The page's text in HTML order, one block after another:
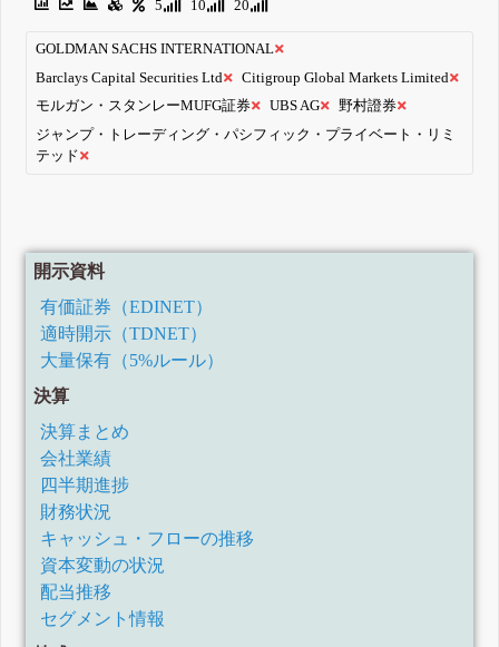
5 10 20
GOLDMAN SACHS INTERNATIONAL
Barclays Capital Securities Ltd
Citigroup Global Markets Limited
モルガン・スタンレーMUFG証券
UBS AG
野村證券
ジャンプ・トレーディング・パシフィック・プライベート・リミ
テッド
開示資料
有価証券（EDINET）
適時開示（TDNET）
大量保有（5%ルール）
決算
決算まとめ
会社業績
四半期進捗
財務状況
キャッシュ・フローの推移
資本変動の状況
配当推移
セグメント情報